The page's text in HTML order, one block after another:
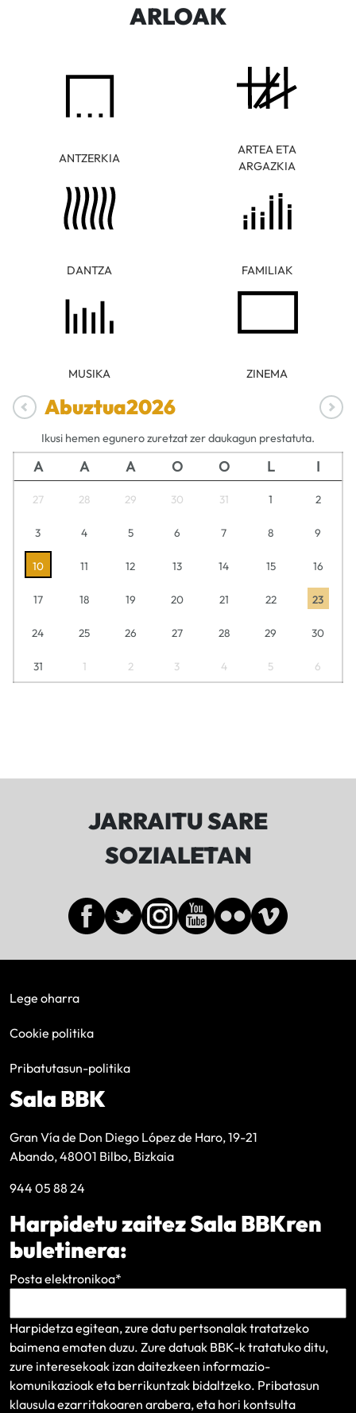
ARLOAK
ANTZERKIA
ARTEA ETA
ARGAZKIA
DANTZA FAMILIAK
MUSIKA ZINEMA
Abuztua2026
Ikusi hemen egunero zuretzat zer daukagun prestatuta.
A A A O O L I
27 28 29 30 31 1 2
3 4 5 6 7 8 9
10 11 12 13 14 15 16
17 18 19 20 21 22 23
24 25 26 27 28 29 30
31 1 2 3 4 5 6
JARRAITU SARE
SOZIALETAN
Lege oharra
Cookie politika
Pribatutasun-politika
Sala BBK
Gran Vía de Don Diego López de Haro, 19-21
Abando, 48001 Bilbo, Bizkaia
944 05 88 24
Harpidetu zaitez Sala BBKren
buletinera:
Posta elektronikoa*
Harpidetza egitean, zure datu pertsonalak tratatzeko
baimena ematen duzu. Zure datuak BBK-k tratatuko ditu,
zure interesekoak izan daitezkeen informazio-
komunikazioak eta berrikuntzak bidaltzeko. Pribatasun
klausulaezarritakoaren arabera, eta hori kontsulta